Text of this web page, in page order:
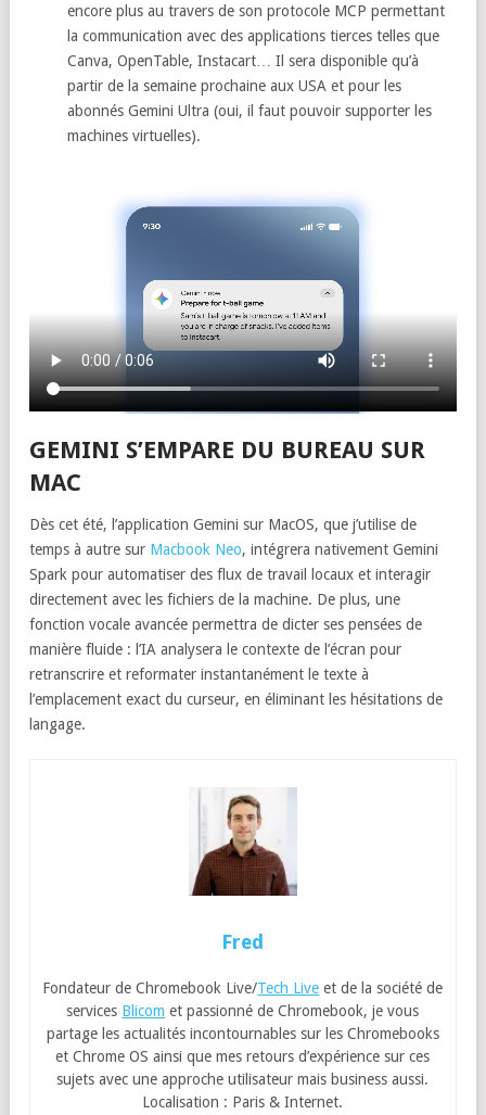
encore plus au travers de son protocole MCP permettant
la communication avec des applications tierces telles que
Canva, OpenTable, Instacart… Il sera disponible qu’à
partir de la semaine prochaine aux USA et pour les
abonnés Gemini Ultra (oui, il faut pouvoir supporter les
machines virtuelles).
GEMINI S’EMPARE DU BUREAU SUR
MAC
Dès cet été, l’application Gemini sur MacOS, que j’utilise de
temps à autre sur Macbook Neo, intégrera nativement Gemini
Spark pour automatiser des flux de travail locaux et interagir
directement avec les fichiers de la machine. De plus, une
fonction vocale avancée permettra de dicter ses pensées de
manière fluide : l’IA analysera le contexte de l’écran pour
retranscrire et reformater instantanément le texte à
l’emplacement exact du curseur, en éliminant les hésitations de
langage.
Fred
Fondateur de Chromebook Live/Tech Live et de la société de
services Blicom et passionné de Chromebook, je vous
partage les actualités incontournables sur les Chromebooks
et Chrome OS ainsi que mes retours d’expérience sur ces
sujets avec une approche utilisateur mais business aussi.
Localisation : Paris & Internet.